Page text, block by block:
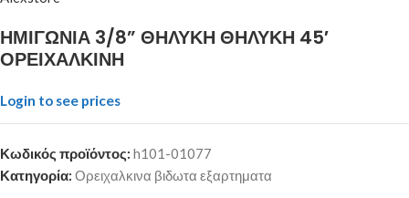
ΗΜΙΓΩΝΙΑ 3/8” ΘΗΛΥΚΗ ΘΗΛΥΚΗ 45′
ΟΡΕΙΧΑΛΚΙΝΗ
Login to see prices
Κωδικός προϊόντος: h101-01077
Κατηγορία: Ορειχαλκινα βιδωτα εξαρτηματα